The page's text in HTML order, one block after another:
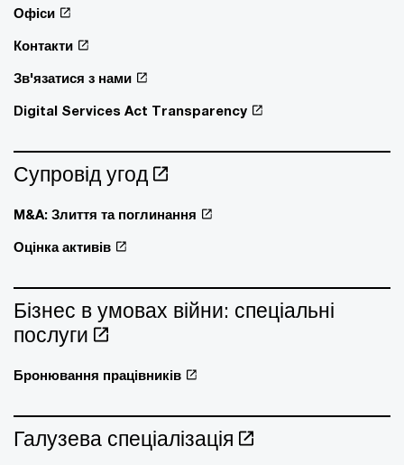
Офіси
Контакти
Зв'язатися з нами
Digital Services Act Transparency
Супровід угод
M&A: Злиття та поглинання
Оцінка активів
Бізнес в умовах війни: спеціальні
послуги
Бронювання працівників
Галузева спеціалізація